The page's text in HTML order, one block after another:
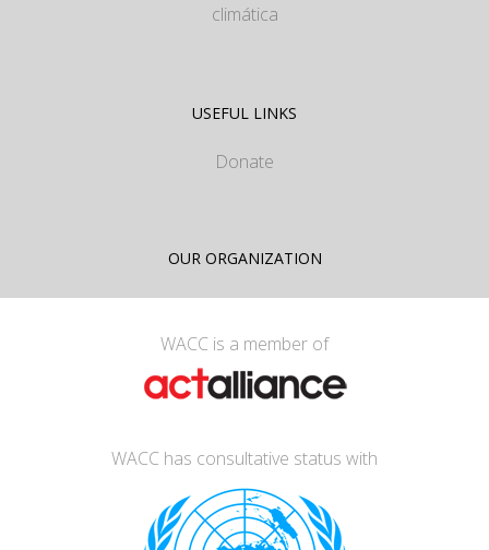
climática
USEFUL LINKS
Donate
OUR ORGANIZATION
WACC is a member of
WACC has consultative status with